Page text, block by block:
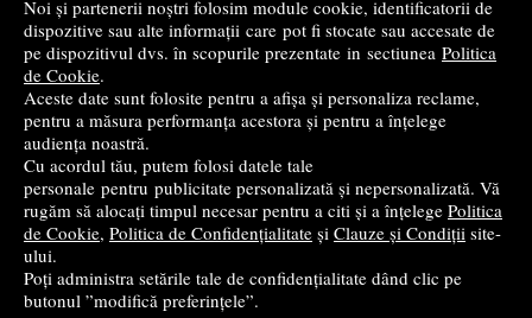
Noi și partenerii noștri folosim module cookie, identificatorii de
dispozitive sau alte informații care pot fi stocate sau accesate de
pe dispozitivul dvs. în scopurile prezentate in sectiunea Politica
de Cookie.
Aceste date sunt folosite pentru a afișa și personaliza reclame,
pentru a măsura performanța acestora și pentru a înțelege
audiența noastră.
Cu acordul tău, putem folosi datele tale
personale pentru publicitate personalizată și nepersonalizată. Vă
rugăm să alocați timpul necesar pentru a citi și a înțelege Politica
de Cookie, Politica de Confidențialitate și Clauze și Condiții site-
ului.
Poți administra setările tale de confidențialitate dând clic pe
butonul ”modifică preferințele”.
Calatorie prin lumea textelor literare. Clasa a 3-a. Partea
1 (L) - Nicoleta Popescu
13,99lei
PRP:19,50 lei (-28,26%)
în stoc
Cumpără